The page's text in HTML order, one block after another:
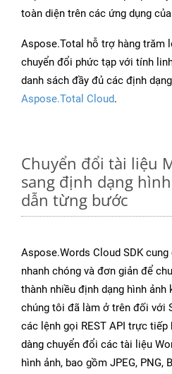
toàn diện trên các ứng dụng
Aspose.Total hỗ trợ hàng trăm
chuyển đổi phức tạp với tính
danh sách đầy đủ các định
Aspose.Total Cloud.
Chuyển đổi tài liệu
sang định dạng
dẫn từng bước
Aspose.Words Cloud SDK
nhanh chóng và đơn giản để
thành nhiều định dạng hình ảnh
chúng tôi đã làm ở trên đối với
các lệnh gọi REST API trực tiếp
dàng chuyển đổi các tài liệu
hình ảnh, bao gồm JPEG, PNG,